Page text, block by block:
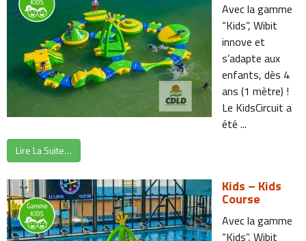
Avec la gamme
“Kids”, Wibit
innove et
s’adapte aux
enfants, dès 4
ans (1 mètre) !
Le KidsCircuit a
été ...
Lire La Suite…
Kids – Kids
Course
Avec la gamme
“Kids”, Wibit